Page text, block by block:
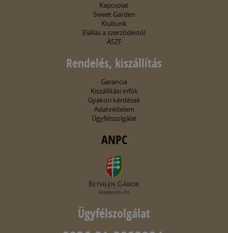
Kapcsolat
Sweet Garden
Klubunk
Elállás a szerződéstől
ÁSZF
Rendelés, kiszállítás
Garancia
Kiszállítási infók
Gyakori kérdések
Adatvédelem
Ügyfélszolgálat
ANPC
Ügyfélszolgálat